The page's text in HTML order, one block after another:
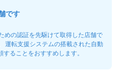
です
めの認証を先駆けて取得した店舗で
運転支援システムの搭載された自動
ることをおすすめします。